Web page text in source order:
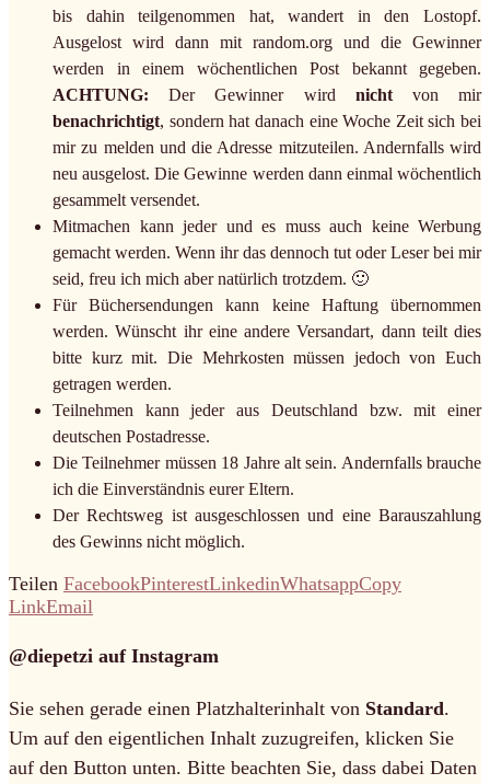
bis dahin teilgenommen hat, wandert in den Lostopf.
Ausgelost wird dann mit random.org und die Gewinner
werden in einem wöchentlichen Post bekannt gegeben.
ACHTUNG: Der Gewinner wird nichtvon mir
benachrichtigt, sondern hat danach eine Woche Zeit sich bei
mir zu melden und die Adresse mitzuteilen. Andernfalls wird
neu ausgelost. Die Gewinne werden dann einmal wöchentlich
gesammelt versendet.
Mitmachen kann jeder und es muss auch keine Werbung
gemacht werden. Wenn ihr das dennoch tut oder Leser bei mir
seid, freu ich mich aber natürlich trotzdem. 🙂
Für Büchersendungen kann keine Haftung übernommen
werden. Wünscht ihr eine andere Versandart, dann teilt dies
bitte kurz mit. Die Mehrkosten müssen jedoch von Euch
getragen werden.
Teilnehmen kann jeder aus Deutschland bzw. mit einer
deutschen Postadresse.
Die Teilnehmer müssen 18 Jahre alt sein. Andernfalls brauche
ich die Einverständnis eurer Eltern.
Der Rechtsweg ist ausgeschlossen und eine Barauszahlung
des Gewinns nicht möglich.
Teilen FacebookPinterestLinkedinWhatsappCopy
LinkEmail
@diepetzi auf Instagram
Sie sehen gerade einen Platzhalterinhalt von Standard.
Um auf den eigentlichen Inhalt zuzugreifen, klicken Sie
auf den Button unten. Bitte beachten Sie, dass dabei Daten